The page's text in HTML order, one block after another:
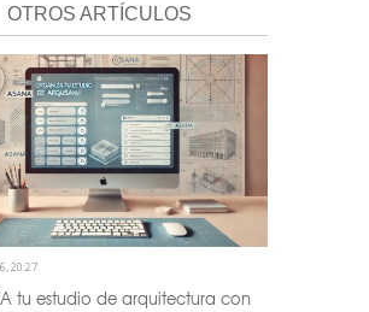
OTROS ARTÍCULOS
20:27
tu estudio de arquitectura con